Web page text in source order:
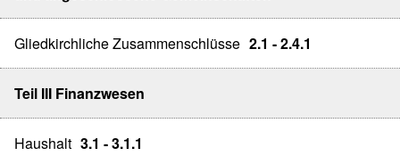
Gliedkirchliche Zusammenschlüsse 2.1 - 2.4.1
Teil III Finanzwesen
Haushalt 3.1 - 3.1.1